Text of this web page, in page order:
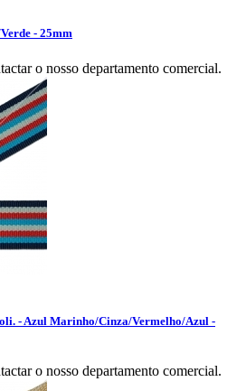
- 25mm
o nosso departamento comercial.
- Azul Marinho/Cinza/Vermelho/Azul -
o nosso departamento comercial.